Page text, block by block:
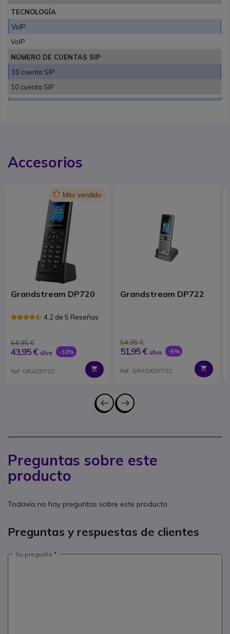
TECNOLOGÍA
VoIP
VoIP
NÚMERO DE CUENTAS SIP
10 cuenta SIP
10 cuenta SIP
Accesorios
IconMás vendido
Grandstream DP720
4.2 de 5 Reseñas
64,95 €
43,95 € s/Iva -32%
Ref: GRADP720
Grandstream DP722
54,95 €
51,95 € s/Iva -5%
Ref: GRAGXDP722
Preguntas sobre este
producto
Todavía no hay preguntas sobre este producto
Preguntas y respuestas de clientes
Su pregunta